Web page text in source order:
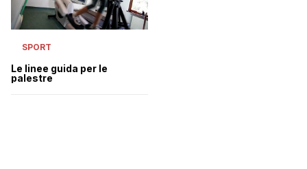
SPORT
Le linee guida per le
palestre